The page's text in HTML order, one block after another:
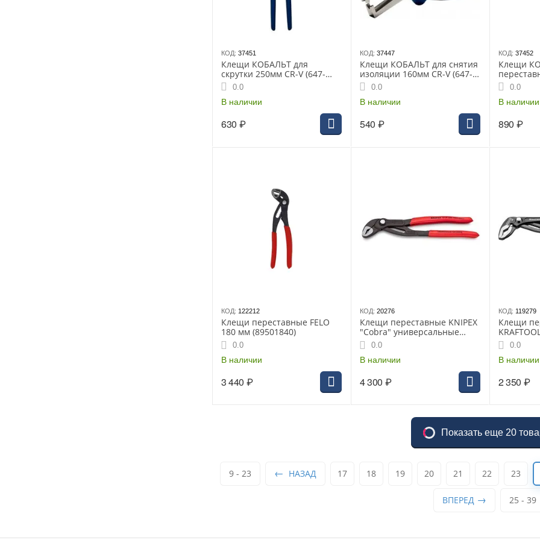
КОД: 37451
Клещи КОБАЛЬТ для
скрутки 250мм CR-V (647-
284)0.0
В наличии
630 ₽
КОД: 37447
Клещи КОБАЛЬТ для снятия
изоляции 160мм CR-V (647-
246)0.0
В наличии
540 ₽
КОД: 37452
Клещи
(1шт)
0.0
В наличии
890 ₽
КОД: 122212
Клещи переставные FELO
180 мм (89501840)
0.0
В наличии
3 440 ₽
КОД: 20276
Клещи переставные KNIPEX
"Cobra" универсальные
250мм (87 01 250SB)
противоскользящие чехлы
0.0
В наличии
4 300 ₽
КОД: 119279
Клещи
быстрая
V,max
(22353-25)
0.0
В наличии
2 350 ₽
Показать еще 20
9 - 23 НАЗАД 17 18 19 20 21 22 23
ВПЕРЕД 25 - 39